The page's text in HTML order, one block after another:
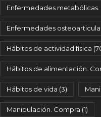
Enfermedades
Enfermedades
Hábitos de actividad física
Hábitos de alimentación.
Hábitos de vida (3)
Manipulación. Compra (1)